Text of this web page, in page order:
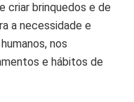
criar brinquedos e de
a necessidade e
nos
e hábitos de